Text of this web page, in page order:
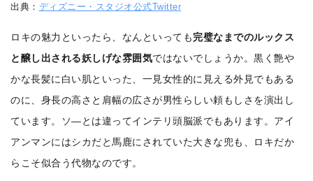
出典： ディズニー・スタジオ公式Twitter
ロキの魅力といったら、なんといっても完璧なまでのルックス
と醸し出される妖しげな雰囲気ではないでしょうか。黒く艶や
かな長髪に白い肌といった、一見女性的に見える外見でもある
のに、身長の高さと肩幅の広さが男性らしい頼もしさを演出し
ています。ソ―とは違ってインテリ頭脳派でもあります。アイ
アンマンにはシカだと馬鹿にされていた大きな兜も、ロキだか
らこそ似合う代物なのです。